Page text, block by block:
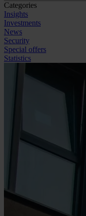
Categories
Insights
Investments
News
Security
Special offers
Statistics